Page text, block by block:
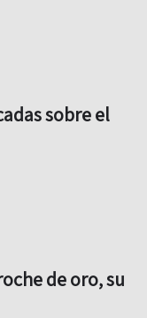
sobre el
de oro, su